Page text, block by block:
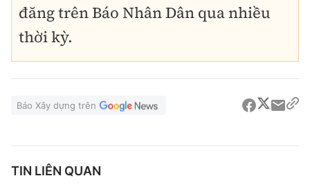
đăng trên Báo Nhân Dân qua nhiều
thời kỳ.
Báo Xây dựng trên
TIN LIÊN QUAN